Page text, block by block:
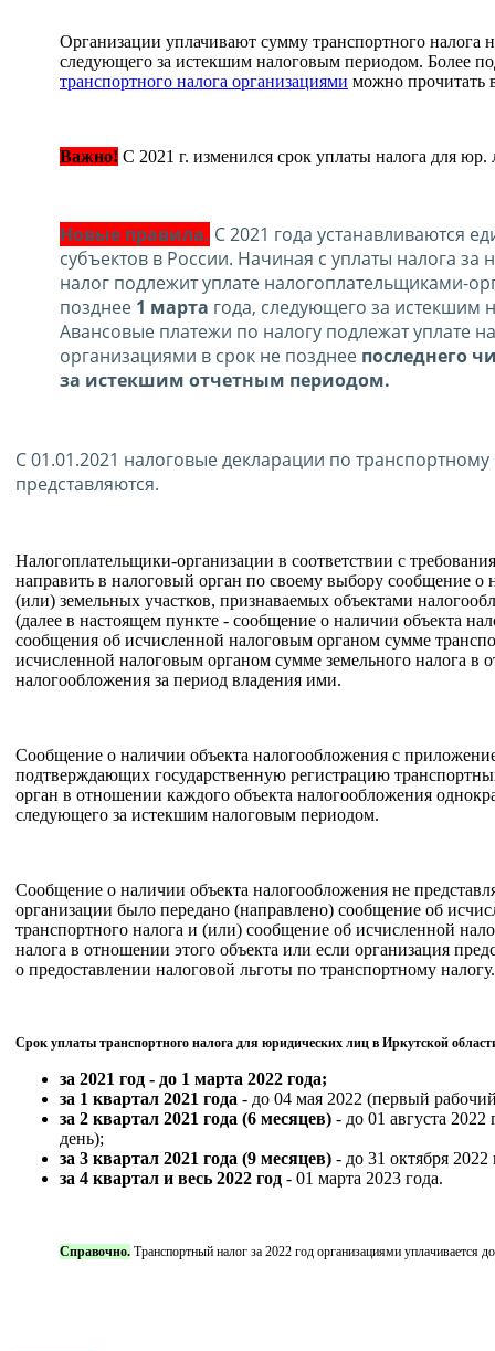
Организации уплачивают сумму транспортного налога
следующего за истекшим налоговым периодом. Более
транспортного налога организациями можно прочитать
Важно! С 2021 г. изменился срок уплаты налога для юр.
Новые правила. С 2021 года устанавливаются
субъектов в России. Начиная с уплаты налога за
налог подлежит уплате налогоплательщиками-
позднее 1 марта года, следующего за истекшим
Авансовые платежи по налогу подлежат уплате
организациями в срок не позднее последнего
за истекшим отчетным периодом.
С 01.01.2021 налоговые декларации по
представляются.
Налогоплательщики-организации в соответствии с
направить в налоговый орган по своему выбору сообщение о
(или) земельных участков, признаваемых объектами
(далее в настоящем пункте - сообщение о наличии объекта
сообщения об исчисленной налоговым органом сумме
исчисленной налоговым органом сумме земельного налога в
налогообложения за период владения ими.
Сообщение о наличии объекта налогообложения с
подтверждающих государственную регистрацию
орган в отношении каждого объекта налогообложения
следующего за истекшим налоговым периодом.
Сообщение о наличии объекта налогообложения не
организации было передано (направлено) сообщение об
транспортного налога и (или) сообщение об исчисленной
налога в отношении этого объекта или если организация
о предоставлении налоговой льготы по транспортному налогу.
Срок уплаты транспортного налога для юридических лиц в Иркутской
за 2021 год - до 1 марта 2022 года;
за 1 квартал 2021 года - до 04 мая 2022 (первый
за 2 квартал 2021 года (6 месяцев) - до 01 августа
день);
за 3 квартал 2021 года (9 месяцев) - до 31 октября 2022
за 4 квартал и весь 2022 год - 01 марта 2023 года.
Справочно. Транспортный налог за 2022 год организациями уплачивается